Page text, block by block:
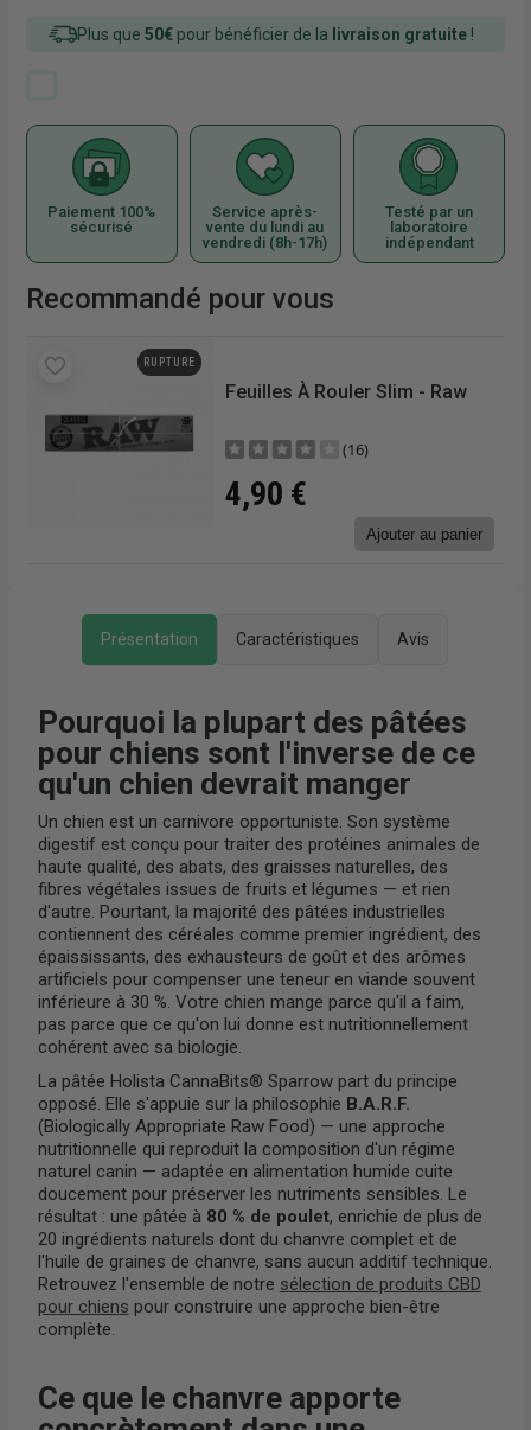
Plus que 50€pour bénéficier de la livraison gratuite!
Paiement 100%
sécurisé
Service après-
vente du lundi au
vendredi (8h-17h)
Testé par un
laboratoire
indépendant
Recommandé pour vous
RUPTURE
Feuilles À Rouler Slim - Raw
(16)
4,90 €
Ajouter au panier
Présentation Caractéristiques Avis
Pourquoi la plupart des pâtées
pour chiens sont l'inverse de ce
qu'un chien devrait manger
Un chien est un carnivore opportuniste. Son système
digestif est conçu pour traiter des protéines animales de
haute qualité, des abats, des graisses naturelles, des
fibres végétales issues de fruits et légumes — et rien
d'autre. Pourtant, la majorité des pâtées industrielles
contiennent des céréales comme premier ingrédient, des
épaississants, des exhausteurs de goût et des arômes
artificiels pour compenser une teneur en viande souvent
inférieure à 30 %. Votre chien mange parce qu'il a faim,
pas parce que ce qu'on lui donne est nutritionnellement
cohérent avec sa biologie.
La pâtée Holista CannaBits® Sparrow part du principe
opposé. Elle s'appuie sur la philosophie B.A.R.F.
(Biologically Appropriate Raw Food) — une approche
nutritionnelle qui reproduit la composition d'un régime
naturel canin — adaptée en alimentation humide cuite
doucement pour préserver les nutriments sensibles. Le
résultat : une pâtée à 80 % de poulet, enrichie de plus de
20 ingrédients naturels dont du chanvre complet et de
l'huile de graines de chanvre, sans aucun additif technique.
Retrouvez l'ensemble de notre sélection de produits CBD
pour chiens pour construire une approche bien-être
complète.
Ce que le chanvre apporte